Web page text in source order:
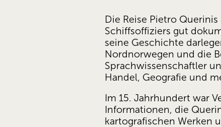
Die Reise Pietro
Schiffsoffiziers gut
seine Geschichte
Nordnorwegen und die
Sprachwissenschaftler
Handel, Geografie und
Im 15. Jahrhundert war
Informationen, die
kartografischen Werken